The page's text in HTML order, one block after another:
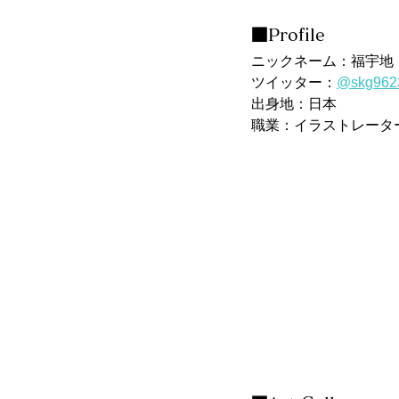
■Profile
ニックネーム： 福宇地
ツイッター：
出身地：日本
職業：イラストレータ